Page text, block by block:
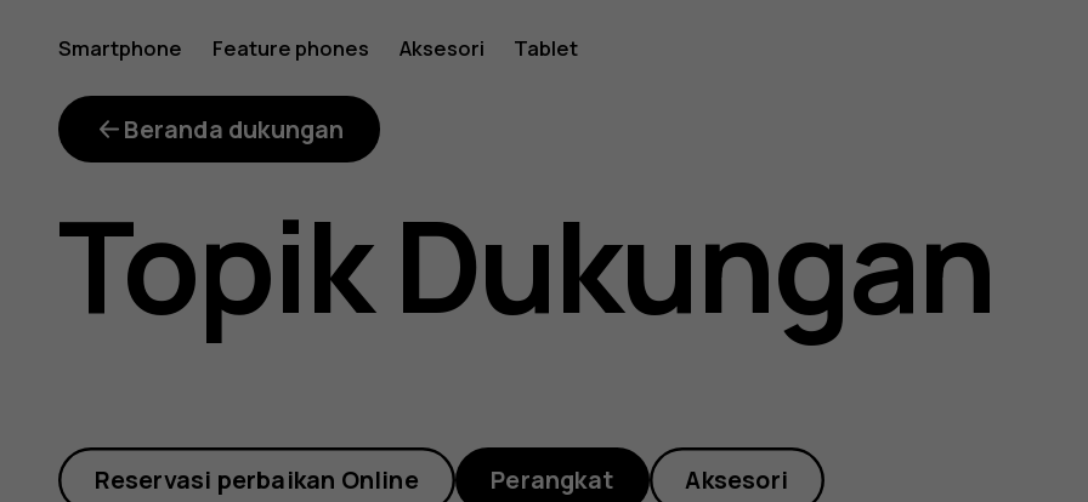
Bagaimana
cara
memboot
ulang
Smartphone Feature phones Aksesori Tablet
Beranda dukungan
Topik Dukungan
Reservasi perbaikan Online Perangkat Aksesori